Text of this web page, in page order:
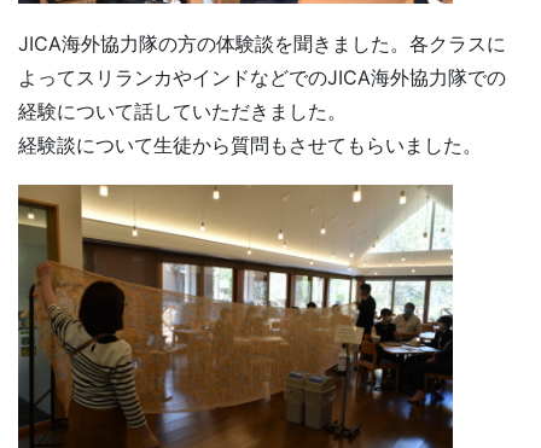
JICA海外協力隊の方の体験談を聞きました。各クラスに
よってスリランカやインドなどでのJICA海外協力隊での
経験について話していただきました。
経験談について生徒から質問もさせてもらいました。